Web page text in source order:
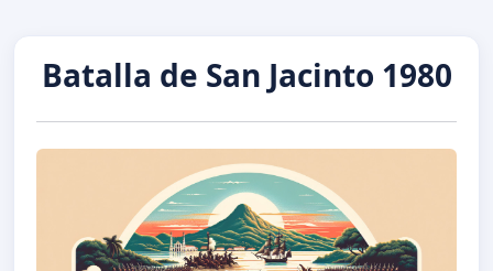
Batalla de San Jacinto 1980